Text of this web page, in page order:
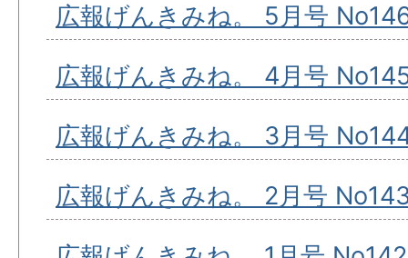
広報げんきみね。 5月号
広報げんきみね。 4月号
広報げんきみね。 3月号
広報げんきみね。 2月号